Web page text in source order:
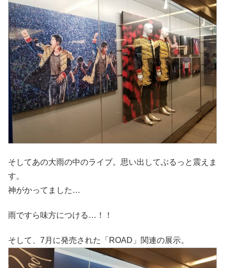
そしてあの大雨の中のライブ。思い出してぶるっと震えま
す。
神がかってました…
雨ですら味方につける…！！
そして、7月に発売された「ROAD」関連の展示。